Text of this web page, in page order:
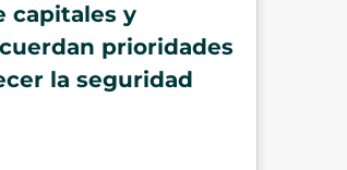
capitales y
prioridades
la seguridad